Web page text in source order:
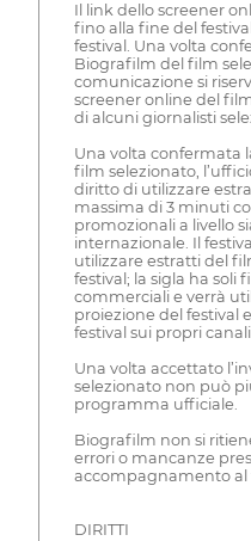
Il link dello screener
fino alla fine del
festival. Una volta
Biografilm del film
comunicazione si
screener online del
di alcuni giornalisti
Una volta confermata
film selezionato,
diritto di utilizzare
massima di 3 minuti
promozionali a livello
internazionale. Il
utilizzare estratti del
festival; la sigla ha soli
commerciali e verrà
proiezione del festival
festival sui propri
Una volta accettato
selezionato non può
programma ufficiale.
Biografilm non si
errori o mancanze
accompagnamento al
DIRITTI